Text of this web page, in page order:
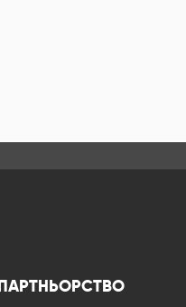
ПАРТНЬОРСТВО